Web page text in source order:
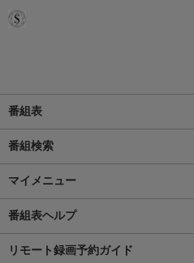
番組表
番組検索
マイメニュー
番組表ヘルプ
リモート録画予約ガイド